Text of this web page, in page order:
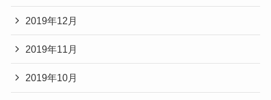
2019年12月
2019年11月
2019年10月